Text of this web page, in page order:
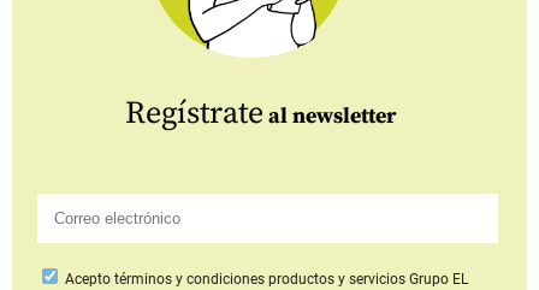
Regístrate al newsletter
Aceptotérminos y condiciones productos y serviciosGrupo EL